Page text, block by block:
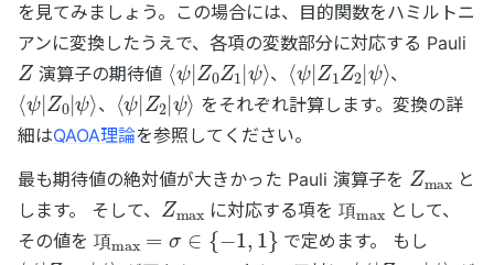
を見てみましょう。この場合には、目的関数をハミルトニ
アンに変換したうえで、各項の変数部分に対応する Pauli
Z 演算子の期待値 ⟨ ψ| Z 0Z 1
ψ ⟩ 、 ⟨ ψ| Z Z 2
ψ ⟩ 、
⟨ ψ | Z 0
ψ ⟩ 、 ⟨ ψ| Z2|
ψ ⟩
をそれぞれ計算します。変換の詳
細はQAOA理論を参照してください。
最も期待値の絶対値が大きかった Pauli 演算子を Zmaxと
します。 そして、
Zmaxに対応する項を 項
項
max
として、
その値を
項
項 σ∈ {− 1, } で定めます。 もし
⟨ ψ | Z max|
ψ ⟩ σ= ⟨ ψ | Z max|
ψ ⟩